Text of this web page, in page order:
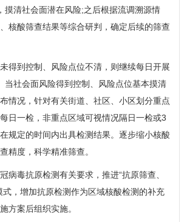
摸清社会面潜在风险;之后根据流调溯源情
核酸筛查结果等综合研判，确定后续的筛查
到控制、风险点位不清，则继续每日开展
当社会面风险得到控制、风险点位基本摸清
情况，针对有关街道、社区、小区划分重点
日一检，非重点区域可视情况隔日一检或3
规定的时间内出具检测结果。逐步缩小核酸
精度，科学精准筛查。
毒抗原检测有关要求，推进“抗原筛查、
式，增加抗原检测作为区域核酸检测的补充
方案后组织实施。